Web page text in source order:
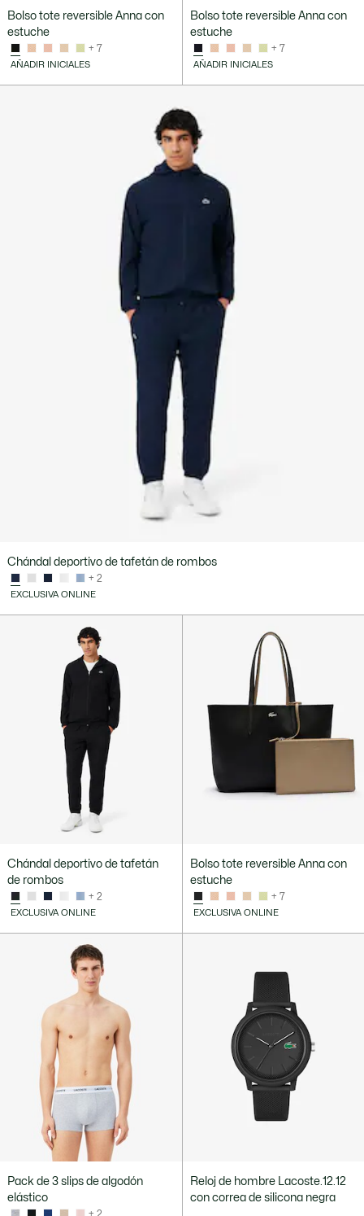
Bolso tote reversible Anna con
estuche
+ 7
AÑADIR INICIALES
Bolso tote reversible Anna con
estuche
+ 7
AÑADIR INICIALES
Chándal deportivo de tafetán de rombos
+ 2
EXCLUSIVA ONLINE
Chándal deportivo de tafetán
de rombos
+ 2
EXCLUSIVA ONLINE
Bolso tote reversible Anna con
estuche
+ 7
EXCLUSIVA ONLINE
Pack de 3 slips de algodón
elástico
Reloj de hombre Lacoste.12.12
con correa de silicona negra